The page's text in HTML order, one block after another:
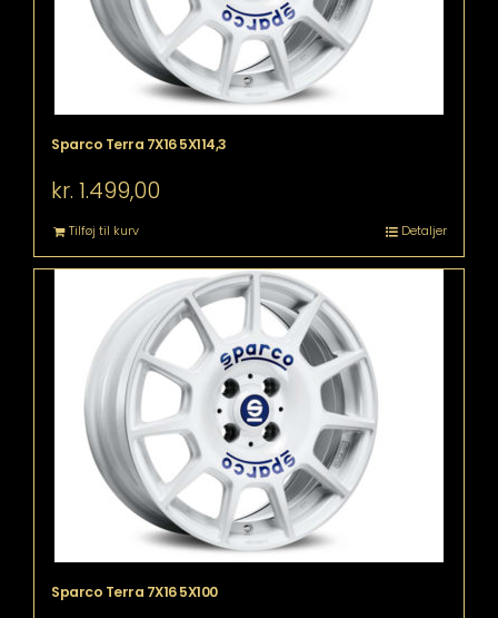
Sparco Terra 7X16 5X114,3
kr. 1.499,00
Tilføj til kurv Detaljer
Sparco Terra 7X16 5X100